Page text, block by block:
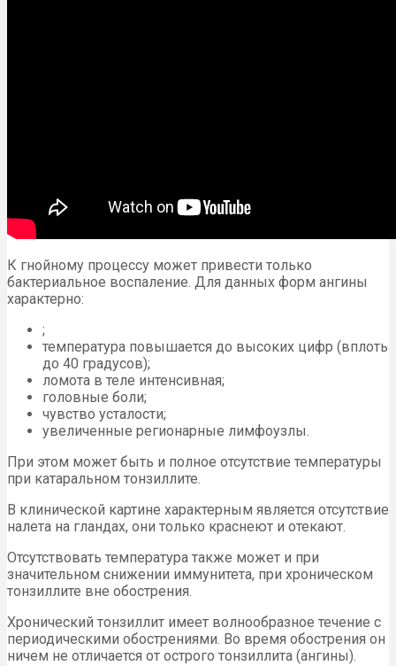
К гнойному процессу может привести только
бактериальное воспаление. Для данных форм ангины
характерно:
;
температура повышается до высоких цифр (вплоть
до 40 градусов);
ломота в теле интенсивная;
головные боли;
чувство усталости;
увеличенные регионарные лимфоузлы.
При этом может быть и полное отсутствие температуры
при катаральном тонзиллите.
В клинической картине характерным является отсутствие
налета на гландах, они только краснеют и отекают.
Отсутствовать температура также может и при
значительном снижении иммунитета, при хроническом
тонзиллите вне обострения.
Хронический тонзиллит имеет волнообразное течение с
периодическими обострениями. Во время обострения он
ничем не отличается от острого тонзиллита (ангины).